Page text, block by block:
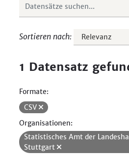
Sortieren nach
1 Datensatz
Formate:
CSV
Organisationen:
Statistisches Amt der
Stuttgart